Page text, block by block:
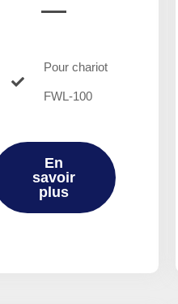
Pour chariot
FWL-100
En
savoir
plus